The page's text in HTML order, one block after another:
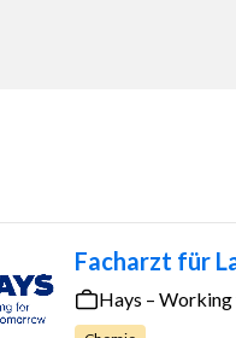
Facharzt für
Hays –